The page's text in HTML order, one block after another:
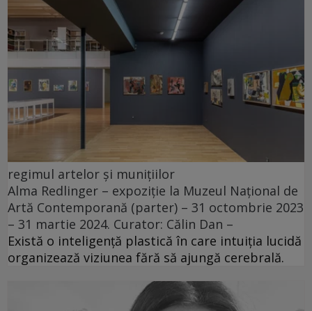
regimul artelor și munițiilor
Alma Redlinger – expoziție la Muzeul Național de
Artă Contemporană (parter) – 31 octombrie 2023
– 31 martie 2024. Curator: Călin Dan –
Există o inteligență plastică în care intuiția lucidă
organizează viziunea fără să ajungă cerebrală.